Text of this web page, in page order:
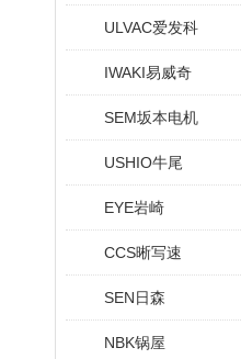
ULVAC爱发科
IWAKI易威奇
SEM坂本电机
USHIO牛尾
EYE岩崎
CCS晰写速
SEN日森
NBK锅屋